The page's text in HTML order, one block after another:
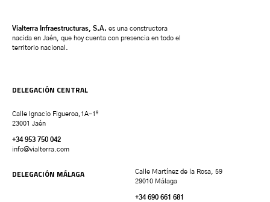
Vialterra Infraestructuras, S.A. es una constructora
nacida en Jaén, que hoy cuenta con presencia en todo el
territorio nacional.
DELEGACIÓN CENTRAL
Calle Ignacio Figueroa,1A-1º
23001 Jaén
+34 953 750 042
info@vialterra.com
DELEGACIÓN MÁLAGA
Calle Martínez de la Rosa, 59
29010 Málaga
+34 690 661 681